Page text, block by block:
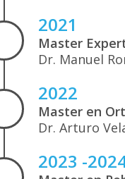
2021
Master
Dr. Manuel
2022
Master en
Dr. Arturo
2023 -